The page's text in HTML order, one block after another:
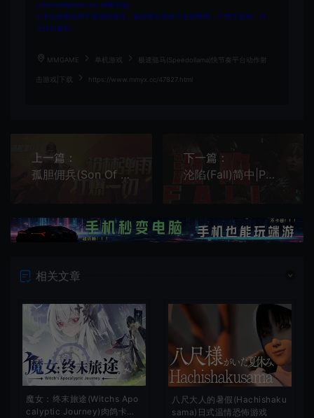
cvformat#gmail.com (#换为@)
4.本站收费仅用于资源的保存、备份和分享所产生的费用，不用于盈利，亦
无任何盈利。
MMGAME 单机游戏 极速骆马(Speedollama)快节奏平台动作射
击游戏|下载 https://www.mmyx.cc/47827.html
上一篇：
孤胆佣兵(Son Of A Gun)俯视角动作射击游戏|下载
下一篇：
沦陷(Fall)简中|PC|ACT|俯视角现代丧尸肉鸽动作游戏
相关文章
魔女：终末旅途(Witchs Apo
calyptic Journey)肉鸽卡牌
八尺大人的暑假(Hachishaku
sama)日式温情恐怖游戏